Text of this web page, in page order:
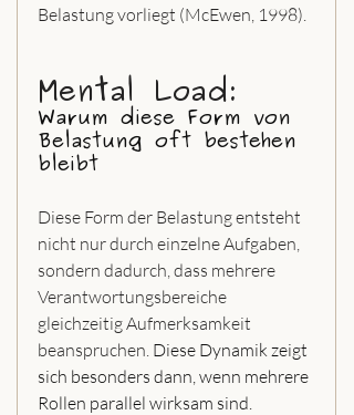
Belastung vorliegt (McEwen, 1998).
Mental Load:
Warum diese Form von
Belastung oft bestehen
bleibt
Diese Form der Belastung entsteht
nicht nur durch einzelne Aufgaben,
sondern dadurch, dass mehrere
Verantwortungsbereiche
gleichzeitig Aufmerksamkeit
beanspruchen. Diese Dynamik zeigt
sich besonders dann, wenn mehrere
Rollen parallel wirksam sind.